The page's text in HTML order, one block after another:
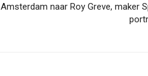
Amsterdam naar Roy Greve, maker